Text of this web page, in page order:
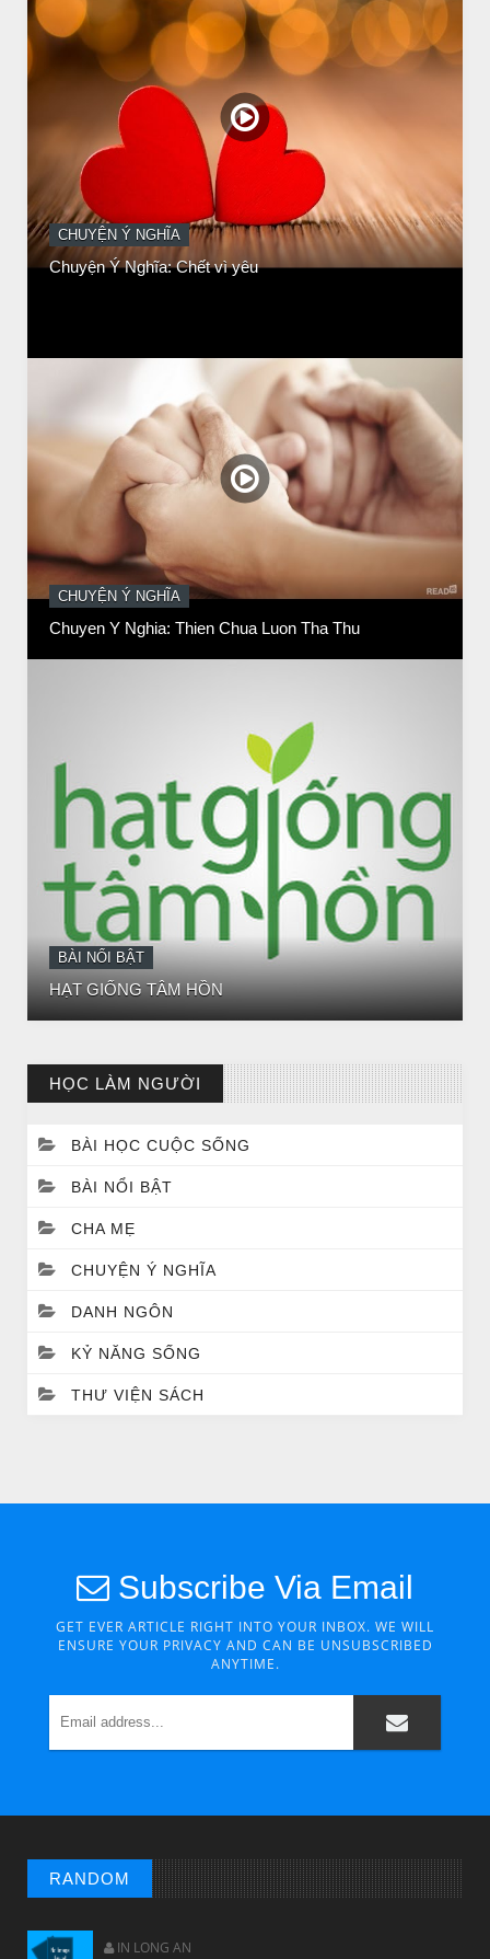
BÀI NỔI BẬT
BÀI NỔI BẬT
BÀI NỔI BẬT
HỌC LÀM NGƯỜI
BÀI HỌC CUỘC SỐNG
BÀI NỔI BẬT
CHA MẸ
CHUYỆN Ý NGHĨA
DANH NGÔN
KỶ NĂNG SỐNG
THƯ VIỆN SÁCH
Subscribe Via Email
GET EVER ARTICLE RIGHT INTO YOUR INBOX. WE WILL
ENSURE YOUR PRIVACY AND CAN BE UNSUBSCRIBED
ANYTIME.
RANDOM
IN LONG AN